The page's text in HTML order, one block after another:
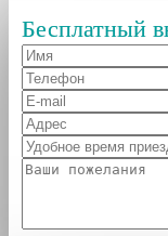
Бесплатный